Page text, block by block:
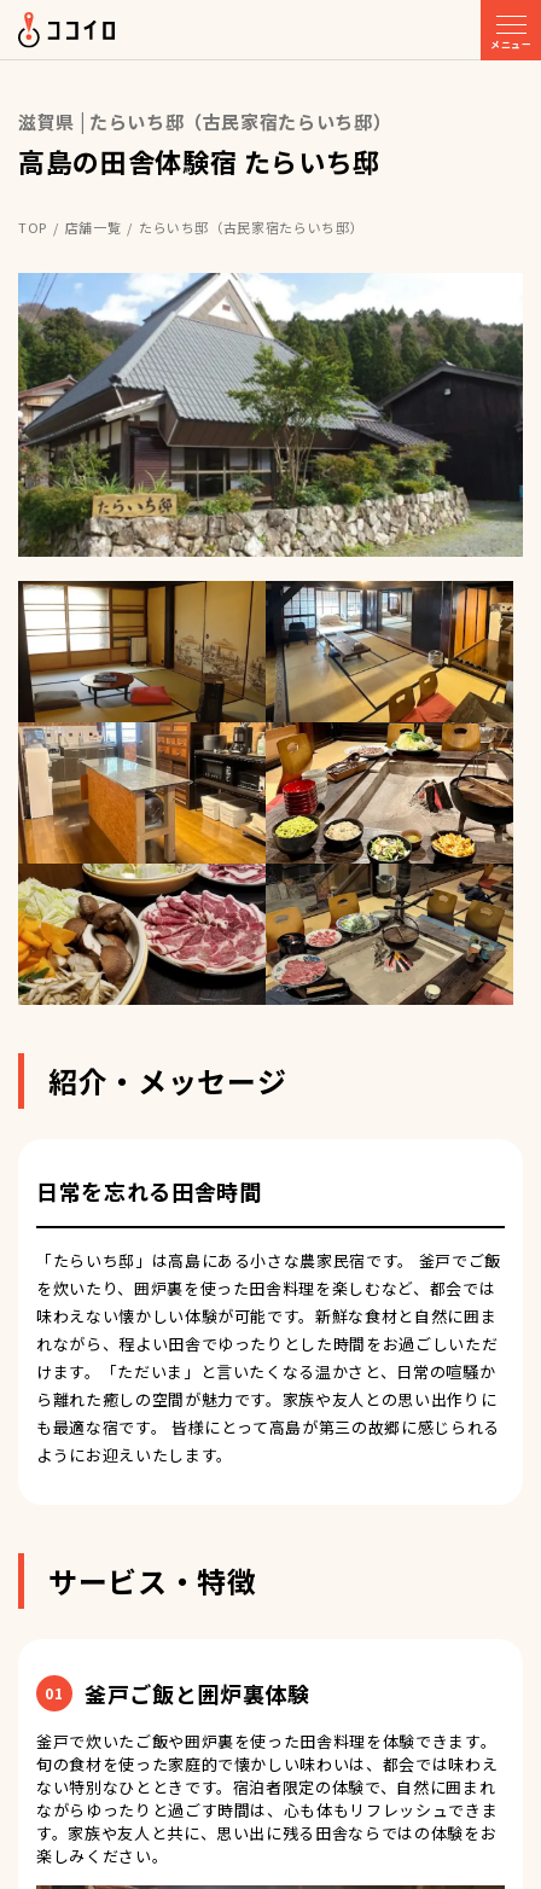
メニュー
滋賀県 | たらいち邸（古民家宿たらいち邸）
高島の田舎体験宿 たらいち邸
TOP 店舗一覧 たらいち邸（古民家宿たらいち邸）
紹介・メッセージ
日常を忘れる田舎時間
「たらいち邸」は高島にある小さな農家民宿です。 釜戸でご飯
を炊いたり、囲炉裏を使った田舎料理を楽しむなど、都会では
味わえない懐かしい体験が可能です。新鮮な食材と自然に囲ま
れながら、程よい田舎でゆったりとした時間をお過ごしいただ
けます。「ただいま」と言いたくなる温かさと、日常の喧騒か
ら離れた癒しの空間が魅力です。家族や友人との思い出作りに
も最適な宿です。 皆様にとって高島が第三の故郷に感じられる
ようにお迎えいたします。
サービス・特徴
01 釜戸ご飯と囲炉裏体験
釜戸で炊いたご飯や囲炉裏を使った田舎料理を体験できます。
旬の食材を使った家庭的で懐かしい味わいは、都会では味わえ
ない特別なひとときです。宿泊者限定の体験で、自然に囲まれ
ながらゆったりと過ごす時間は、心も体もリフレッシュできま
す。家族や友人と共に、思い出に残る田舎ならではの体験をお
楽しみください。